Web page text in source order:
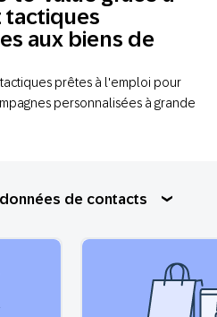
tactiques
aux biens de
prêtes à l'emploi pour
personnalisées à grande
de contacts